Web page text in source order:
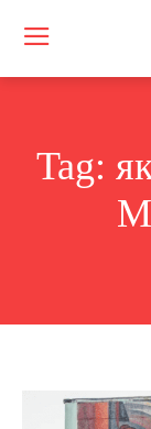
Tag: